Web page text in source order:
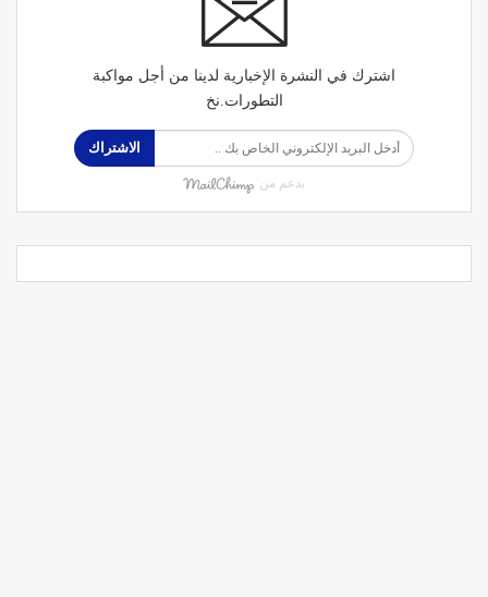
اشترك في النشرة الإخبارية لدينا من أجل مواكبة
التطورات.نخ
الاشتراك
بدعم من